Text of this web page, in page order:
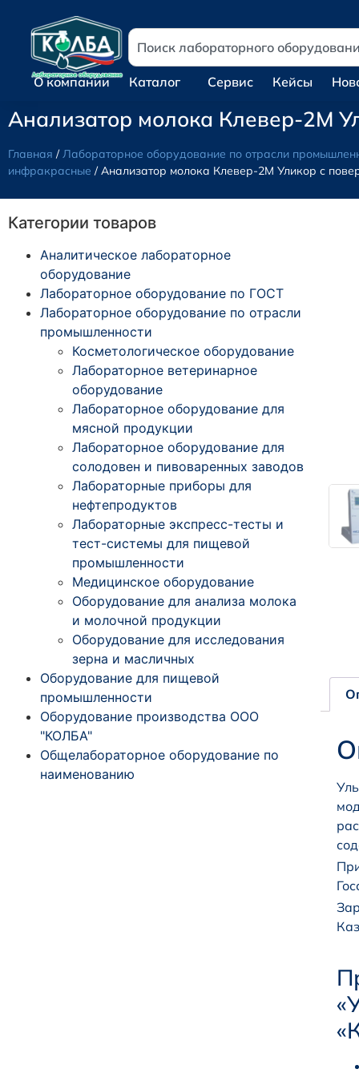
О компании Каталог Сервис Кейсы
Анализатор молока Клевер-2М
Главная /Лабораторное оборудование по отрасли
инфракрасные / Анализатор молока Клевер-2М Уликор с
Категории товаров
Аналитическое лабораторное
оборудование
Лабораторное оборудование по ГОСТ
Лабораторное оборудование по отрасли
промышленности
Косметологическое оборудование
Лабораторное ветеринарное
оборудование
Лабораторное оборудование для
мясной продукции
Лабораторное оборудование для
солодовен и пивоваренных заводов
Лабораторные приборы для
нефтепродуктов
Лабораторные экспресс-тесты и
тест-системы для пищевой
промышленности
Медицинское оборудование
Оборудование для анализа молока
и молочной продукции
Оборудование для исследования
зерна и масличных
Оборудование для пищевой
промышленности
Оборудование производства ООО
"КОЛБА"
Общелабораторное оборудование по
наименованию